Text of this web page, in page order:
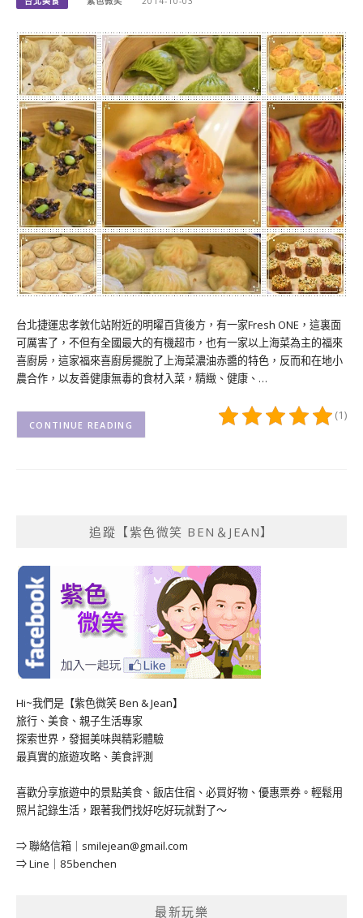
台北捷運忠孝敦化站附近的明曜百貨後方，有一家Fresh ONE，這裏面
可厲害了，不但有全國最大的有機超市，也有一家以上海菜為主的福來
喜廚房，這家福來喜廚房擺脫了上海菜濃油赤醬的特色，反而和在地小
農合作，以友善健康無毒的食材入菜，精緻、健康、…
(1)
CONTINUE READING
追蹤【紫色微笑 BEN＆JEAN】
Hi~我們是【紫色微笑 Ben & Jean】
旅行、美食、親子生活專家
探索世界，發掘美味與精彩體驗
最真實的旅遊攻略、美食評測
喜歡分享旅遊中的景點美食、飯店住宿、必買好物、優惠票券。輕鬆用
照片記錄生活，跟著我們找好吃好玩就對了～
⇒ 聯絡信箱｜ smilejean@gmail.com
⇒ Line｜85benchen
最新玩樂